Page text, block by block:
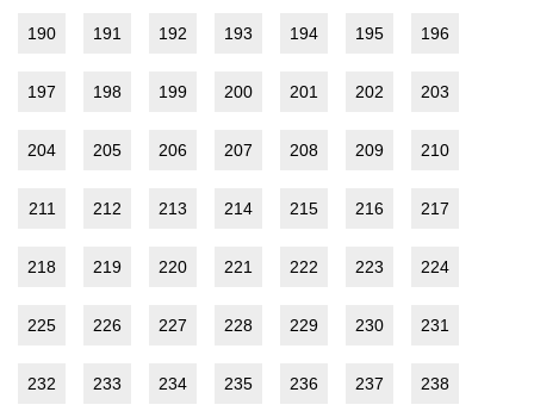
190 191 192 193 194 195 196
197 198 199 200 201 202 203
204 205 206 207 208 209 210
211 212 213 214 215 216 217
218 219 220 221 222 223 224
225 226 227 228 229 230 231
232 233 234 235 236 237 238